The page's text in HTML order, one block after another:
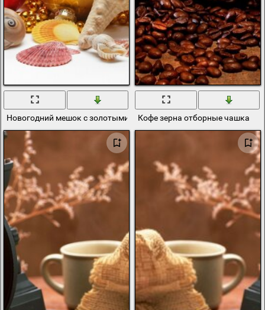
Новогодний мешок с золотыми шарамиКофе зерна отборные чашка